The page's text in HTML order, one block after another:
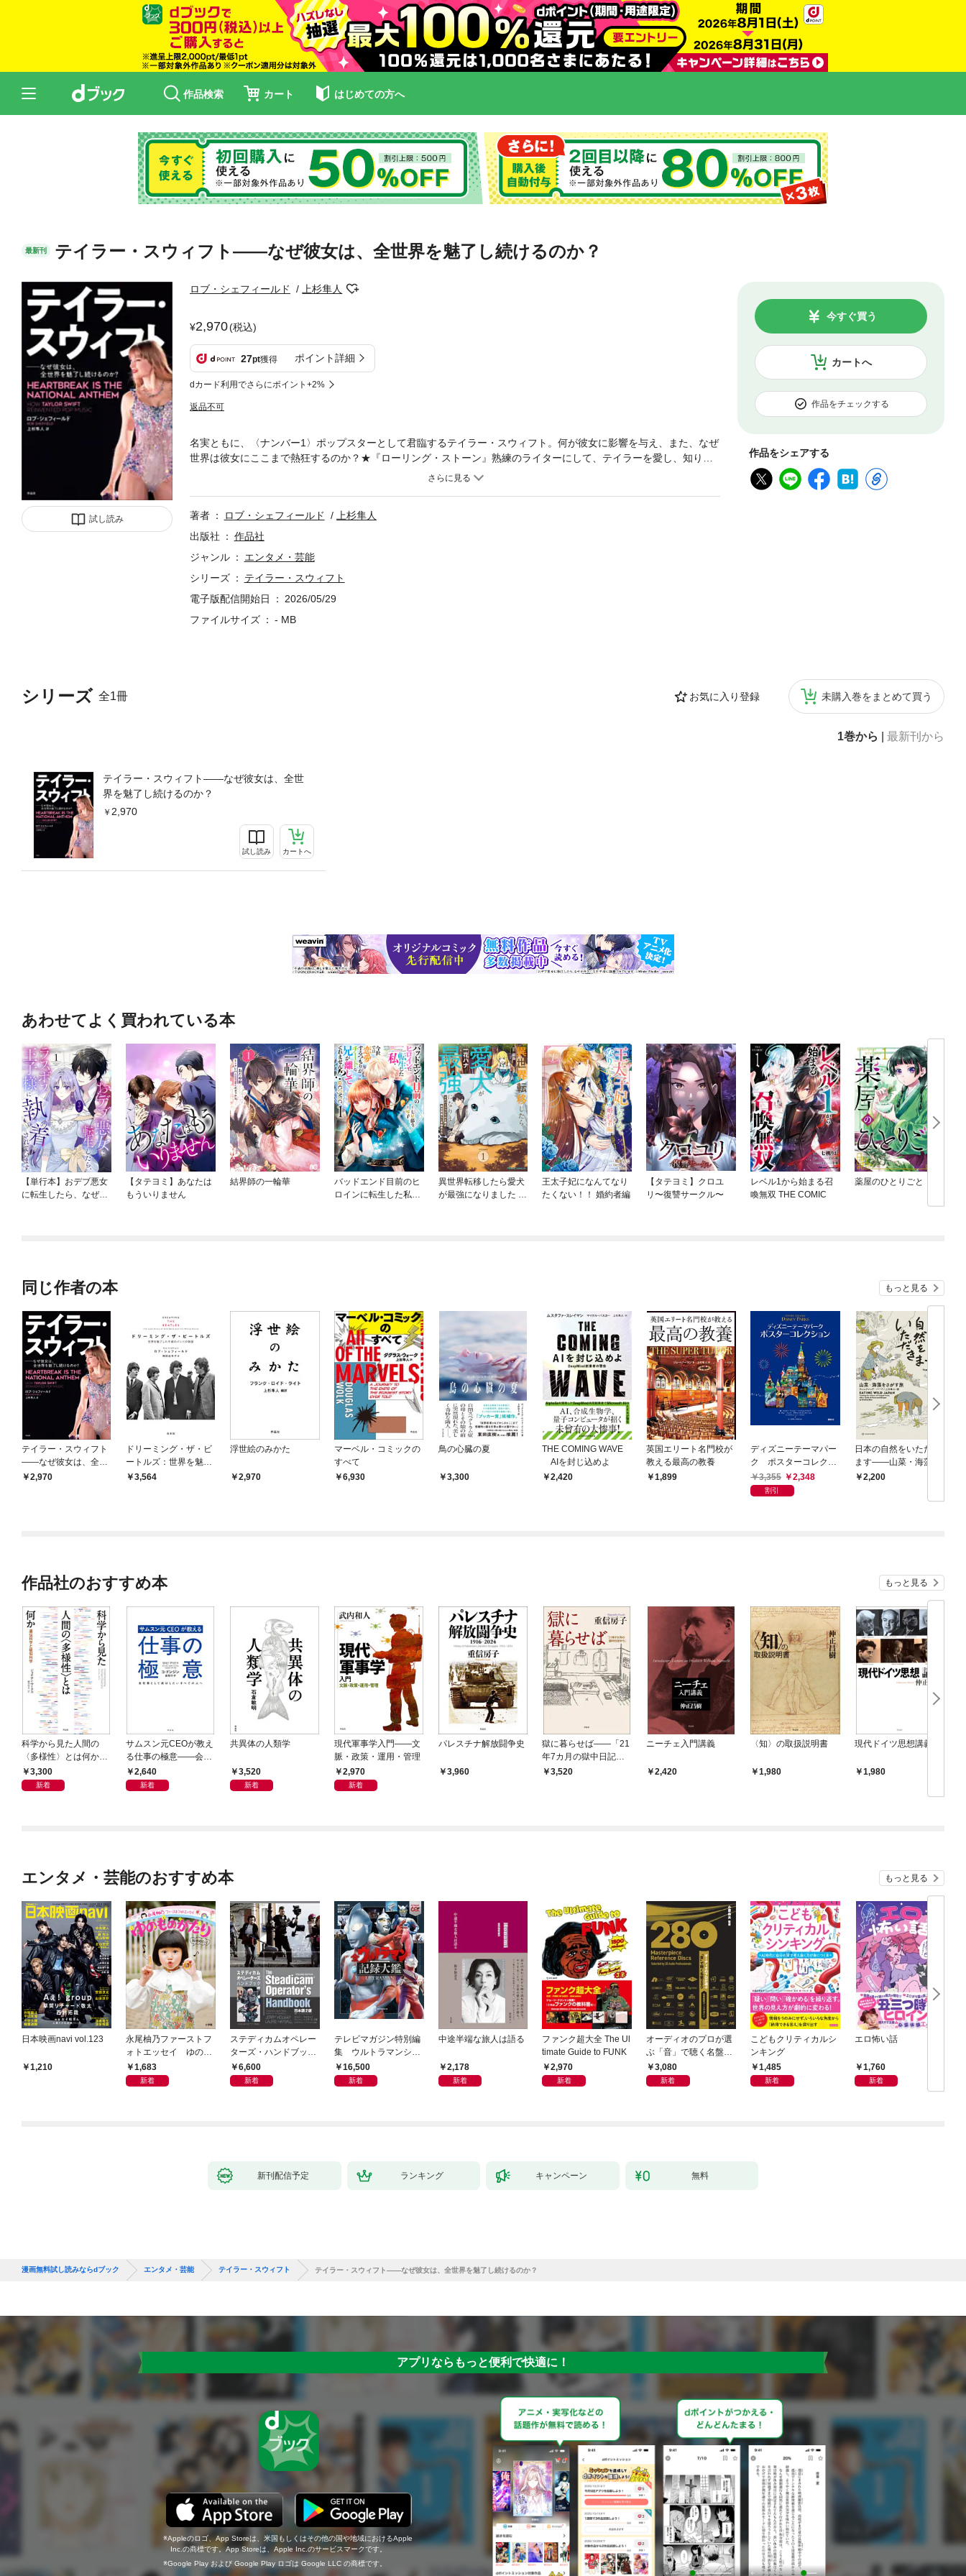
作品検索 カート はじめての方へ
最新刊 テイラー・スウィフト――なぜ彼女は、全世界を魅了し続けるのか？
試し読み
ロブ・シェフィールド 上杉隼人
2,970(税込)
27pt獲得 ポイント詳細
dカード利用でさらにポイント+2%
返品不可
カートへ
今すぐ買う
作品をチェックする
作品をシェアする
シリーズ 全1冊 お気に入り登録 未購入巻をまとめて買う
1巻から 最新刊から
テイラー・スウィフト――なぜ彼女は、全世
界を魅了し続けるのか？
2,970
試し読み カートへ
名実ともに、〈ナンバー1〉ポップスターとして君臨するテイラー・スウィフト。何が彼女に影響を与え、また、なぜ
世界は彼女にここまで熱狂するのか？★『ローリング・ストーン』熟練のライターにして、テイラーを愛し、知り尽
くす批評家が、テイラーの全リリースアルバム（デビュー・アルバムから最新アルバムまで）とライブ活動のほか、
は、これまで現れたことがない。歴史上、テイラーに並ぶ者は存在しない。2026年現在、テイラー・スウィフトは名
声、文化的・商業的影響力、芸術的才能、光速の仕事のペースと、すべてにおいてピークにある。（……）こんなに
イラー・スウィフトに比肩しうる者は、過去の偉大なアーティストも含めて存在しない。〉――本文より●巻末の「超
高速年表」「ディスコグラフィ」で、テイラーのこれまでを完全網羅。●最新アルバム『ザ・ライフ・オブ・ア・ショ
ーガール』を論じる、書き下ろし新章「日本語版ボーナス・トラック」を収録。【目次】プレリュード 僕らの曲は網
で人生がめちゃくちゃ3 若くて、声が大きくて、あんまり落ち着きのない女性芸術家の肖像4 幼少期――木立の中のあ
89』17 どうして“nice”という語にそんなにこだわる?18 「ニュー・ロマンティックス」19 ヴィラン時代20 『レピュ
イラー・スウィフト超高速年表【著者プロフィール】ロブ・シェフィールド （Rob Sheffield）（著）イェール大学卒
業、ヴァージニア大学大学院修了。『ローリングストーン』誌で、1997 年より音楽とポップ・カルチャーに関するコ
をつづる『ラブ・イズ・ア・ミックステープ』（ヴィレッジブックス）のほか、『デュラン・デュランについて女の
子と語る――ある若者の真実の愛とクールな髪型を求める旅』（Talking to Girls About Duran Duran: One Young Ma
トウェーン『ハックルベリー・フィンの冒険』（講談社青い鳥文庫）、ヴィクトリア・ロイド＝バーロウ『鳥の心臓
の夏』（朝日新聞出版）、ジョリー・フレミング『「普通」ってなんなのかな――自閉症の僕が案内するこの世界の
歩き方』（文藝春秋）、ムスタファ・スレイマン『THE COMING WAVE AI、権力、人類の未来――DeepMind 共同
ー・ウォーズ、マーベル関連の翻訳書多数。
著者 ロブ・シェフィールド
上杉隼人
出版社
作品社
ジャンル
エンタメ・芸能
シリーズ
テイラー・スウィフト
電子版配信開始日
2026/05/29
ファイルサイズ
- MB
あわせてよく買われている本
【単行本】おデブ悪女
に転生したら、なぜか
【タテヨミ】あなたは
もういりません
結界師の一輪華
バッドエンド目前のヒ
ロインに転生した私、
異世界転移したら愛犬
が最強になりました ～
王太子妃になんてなり
たくない！！ 婚約者編
【タテヨミ】クロユ
リ〜復讐サークル〜
レベル1から始まる召
喚無双 THE COMIC
薬屋のひとりごと
同じ作者の本 もっと見る
テイラー・スウィフト
――なぜ彼女は、全世
界を魅了し続けるの
2,970
ドリーミング・ザ・ビ
ートルズ：世界を魅了
した不滅のバンドの物
3,564
浮世絵のみかた
2,970
マーベル・コミックの
すべて
6,930
鳥の心臓の夏
3,300
THE COMING WAVE
AIを封じ込めよ
2,420
英国エリート名門校が
教える最高の教養
1,899
ディズニーテーマパー
ク ポスターコレクシ
ョン3,355 2,348
割引
日本の自然をいただき
ます――山菜・海藻を
さがす旅
2,200
作品社のおすすめ本 もっと見る
科学から見た人間の
〈多様性〉とは何か―
―遺伝科学と疑似科学
3,300
新着
サムスン元CEOが教え
る仕事の極意――会社
員として成功したいす
べての人へ
2,640
新着
共異体の人類学
3,520
新着
現代軍事学入門――文
脈・政策・運用・管理
2,970
新着
パレスチナ解放闘争史
3,960
獄に暮らせば――「21
年7カ月の獄中日記か
ら」3,520
ニーチェ入門講義
2,420
〈知〉の取扱説明書
1,980
現代ドイツ思想講義
1,980
エンタメ・芸能のおすすめ本 もっと見る
日本映画navi vol.123
1,210
永尾柚乃ファーストフ
ォトエッセイ ゆのも
のがたり
1,683
新着
ステディカムオペレー
ターズ・ハンドブック
日本語版 電子版 第２
版
6,600
新着
テレビマガジン特別編
集 ウルトラマンシリ
ーズ６０周年記念 全
ウルトラマン記録大鑑
16,500
新着
中途半端な旅人は語る
2,178
新着
ファンク超大全 The Ul
timate Guide to FUNK
2,970
新着
オーディオのプロが選
ぶ「音」で聴く名盤28
0——音質探究ディス
クガイド
3,080
新着
こどもクリティカルシ
ンキング
1,485
新着
エロ怖い話
1,760
新着
新刊配信予定 ランキング キャンペーン 無料
漫画無料試し読みならdブック エンタメ・芸能 テイラー・スウィフト テイラー・スウィフト――なぜ彼女は、全世界を魅了し続けるのか？
アプリならもっと便利で快適に！
Appleのロゴ、App Storeは、米国もしくはその他の国や地域におけるApple
Inc.の商標です。App Storeは、Apple Inc.のサービスマークです。
Google Play および Google Play ロゴは Google LLC の商標です。